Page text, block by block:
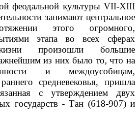
феодальной культуры VII-XIII
занимают центральное
этого огромного,
этапа во всех сферах
произошли большие
из них было то, что на
и междоусобицам,
средневековья, пришла
с утверждением двух
государств - Тан (618-907) и